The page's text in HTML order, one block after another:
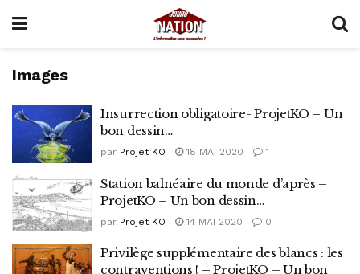
Images
Insurrection obligatoire- ProjetKO – Un
bon dessin…
par Projet KO 18 MAI 2020 1
Station balnéaire du monde d’après –
ProjetKO – Un bon dessin…
par Projet KO 14 MAI 2020 0
Privilège supplémentaire des blancs : les
contraventions ! – ProjetKO – Un bon